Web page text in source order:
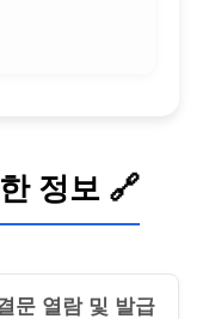
정보 🔗
문 열람 및 발급